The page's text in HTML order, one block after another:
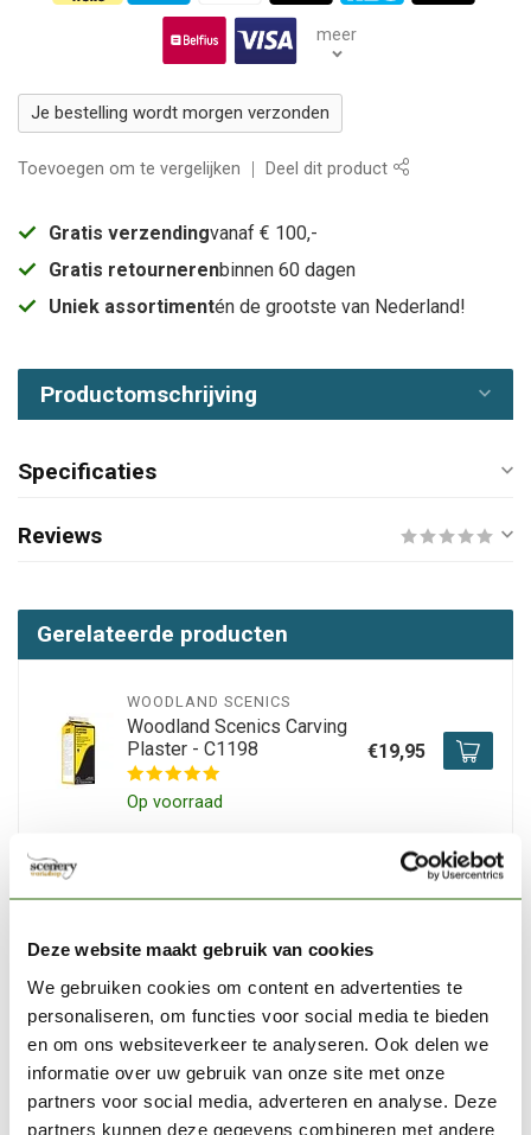
Deze website maakt gebruik van cookies
We gebruiken cookies om content en advertenties te
personaliseren, om functies voor social media te bieden
en om ons websiteverkeer te analyseren. Ook delen we
informatie over uw gebruik van onze site met onze
partners voor social media, adverteren en analyse. Deze
partners kunnen deze gegevens combineren met andere
meer
Je bestelling wordt morgen verzonden
Toevoegen om te vergelijken Deel dit product
Gratis verzendingvanaf € 100,-
Gratis retournerenbinnen 60 dagen
Uniek assortimentén de grootste van Nederland!
Productomschrijving
Specificaties
Reviews
Gerelateerde producten
WOODLAND SCENICS
Woodland Scenics Carving
Plaster - C1198
Op voorraad
€19,95
Woodland Scenics Static
- 28gr - FS626
Niet op voorraad
Woodland Scenics Static
Grass Medium Green 2mm -
70gr - FS614